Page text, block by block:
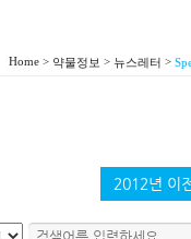
Home > 약물정보 > 뉴스레터 >
2012년 이